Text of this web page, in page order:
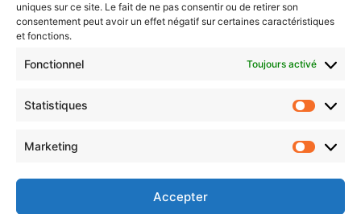
uniques sur ce site. Le fait de ne pas consentir ou de retirer son
consentement peut avoir un effet négatif sur certaines caractéristiques
et fonctions.
Fonctionnel Toujours activé
Statistiques
Marketing
Accepter
Choisissez : matin, soir ou hebdo ?
votre